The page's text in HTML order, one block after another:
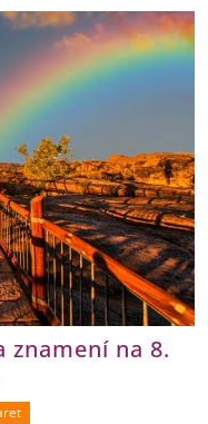
znamení na 8.